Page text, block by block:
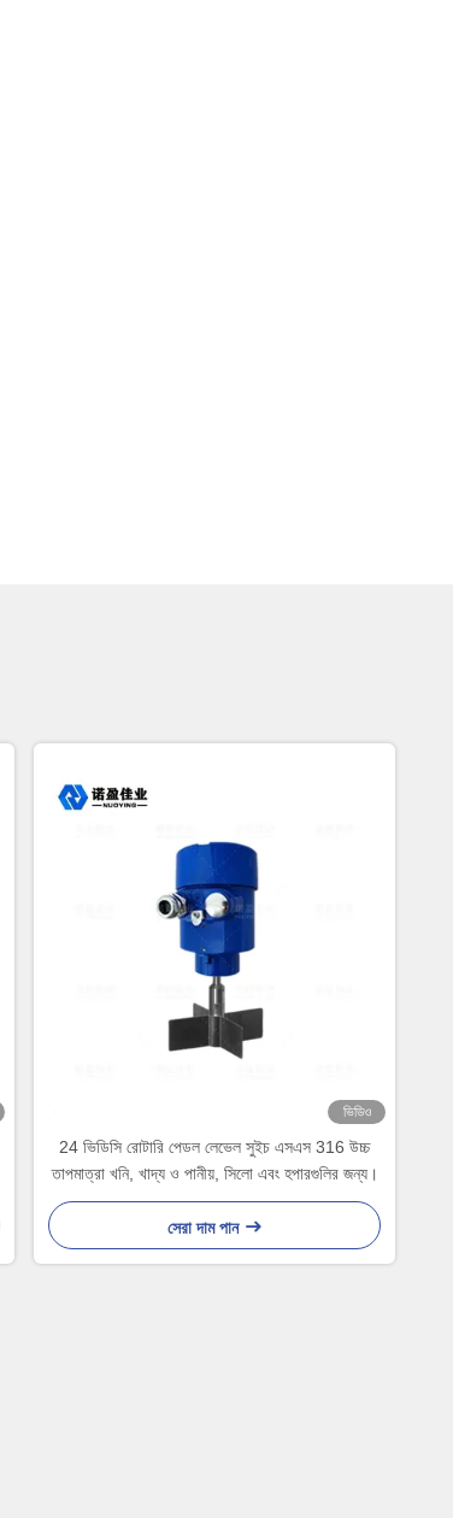
ভিডিও
24 ভিডিসি রোটারি পেডল লেভেল সুইচ এসএস 316 উচ্চ
তাপমাত্রা খনি, খাদ্য ও পানীয়, সিলো এবং হপারগুলির জন্য।
সেরা দাম পান